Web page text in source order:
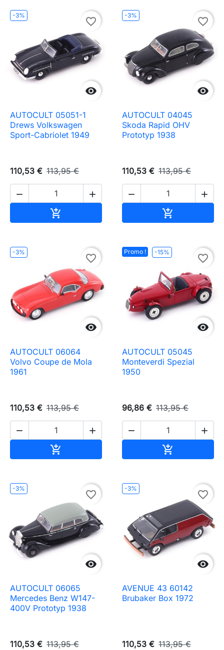
-3%

favorite_border
AUTOCULT 05051-1
Drews Volkswagen
Sport-Cabriolet 1949
110,53 € 113,95 €
 

-3%

favorite_border
AUTOCULT 04045
Skoda Rapid OHV
Prototyp 1938
110,53 € 113,95 €
 

-3%

favorite_border
AUTOCULT 06064
Volvo Coupe de Mola
1961
110,53 € 113,95 €
 

Promo ! -15%

favorite_border
AUTOCULT 05045
Monteverdi Spezial
1950
96,86 € 113,95 €
 

-3%

favorite_border
AUTOCULT 06065
Mercedes Benz W147-
400V Prototyp 1938
110,53 € 113,95 €
-3%

favorite_border
AVENUE 43 60142
Brubaker Box 1972
110,53 € 113,95 €